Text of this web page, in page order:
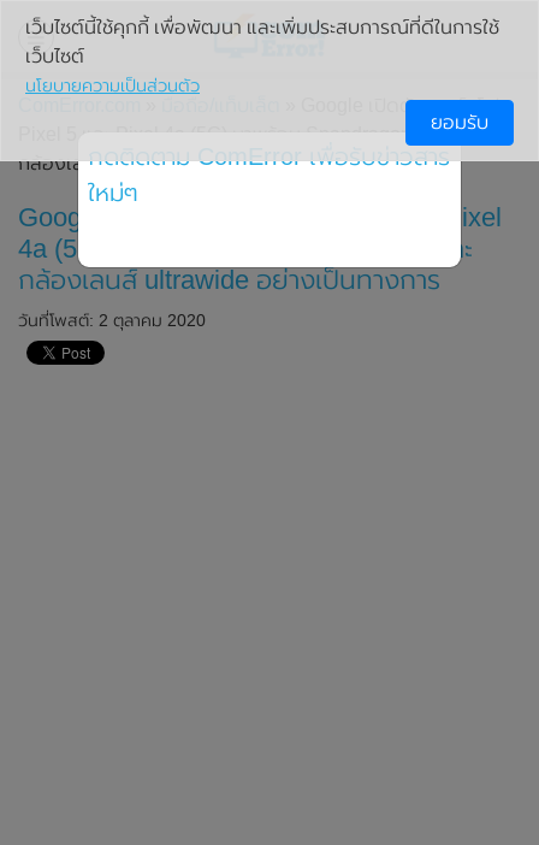
» Google เปิดตัวสมาร์ทโฟน
Pixel 5 และ Pixel 4a (5G) มาพร้อม Snapdragon 765G และ
กล้องเลนส์ ultrawide อย่างเป็นทางการ
Google เปิดตัวสมาร์ทโฟน Pixel 5 และ Pixel
4a (5G) มาพร้อม Snapdragon 765G และ
กล้องเลนส์ ultrawide อย่างเป็นทางการ
วันที่โพสต์: 2 ตุลาคม 2020
เว็บไซต์นี้ใช้คุกกี้ เพื่อพัฒนา และเพิ่มประสบการณ์ที่ดีในการใช้
เว็บไซต์
นโยบายความเป็นส่วนตัว
ยอมรับ
กดติดตาม ComError เพื่อรับข่าวสาร
ใหม่ๆ